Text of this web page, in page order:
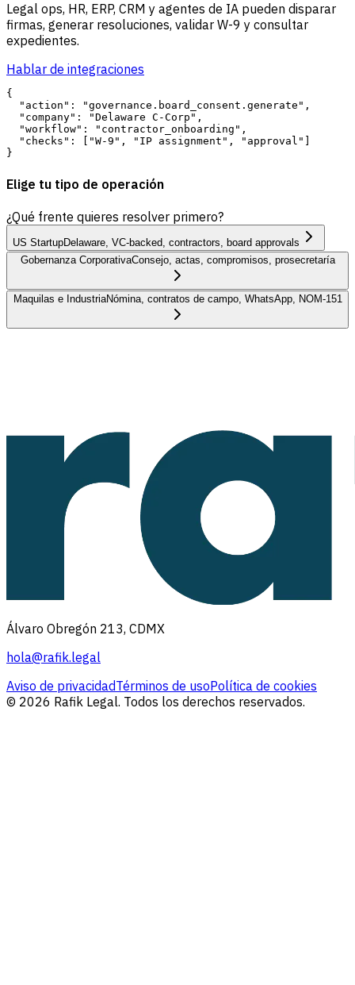
Legal ops, HR, ERP, CRM y agentes de IA pueden disparar
firmas, generar resoluciones, validar W-9 y consultar
expedientes.
Hablar de integraciones
{
  "action": "governance.board_consent.generate",
  "company": "Delaware C-Corp",
  "workflow": "contractor_onboarding",
  "checks": ["W-9", "IP assignment", "approval"]
Elige tu tipo de operación
¿Qué frente quieres resolver primero?
US StartupDelaware, VC-backed, contractors, board approvals
Gobernanza CorporativaConsejo, actas, compromisos, prosecretaría
Maquilas e IndustriaNómina, contratos de campo, WhatsApp, NOM-151
Álvaro Obregón 213, CDMX
hola@rafik.legal
Aviso de privacidadTérminos de usoPolítica de cookies
© 2026 Rafik Legal. Todos los derechos reservados.